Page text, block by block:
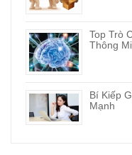
Top Trò
Thông
Bí Kiếp
Mạnh